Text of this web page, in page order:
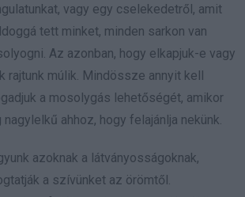
vagy egy cselekedetről, amit
tett minket, minden sarkon van
Az azonban, hogy elkapjuk-e vagy
rajtunk múlik. Mindössze annyit kell
a mosolygás lehetőségét, amikor
ahhoz, hogy felajánlja nekünk.
azoknak a látványosságoknak,
a szívünket az örömtől.